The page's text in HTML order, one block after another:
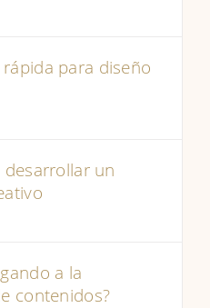
rápida para diseño
un
a la
contenidos?